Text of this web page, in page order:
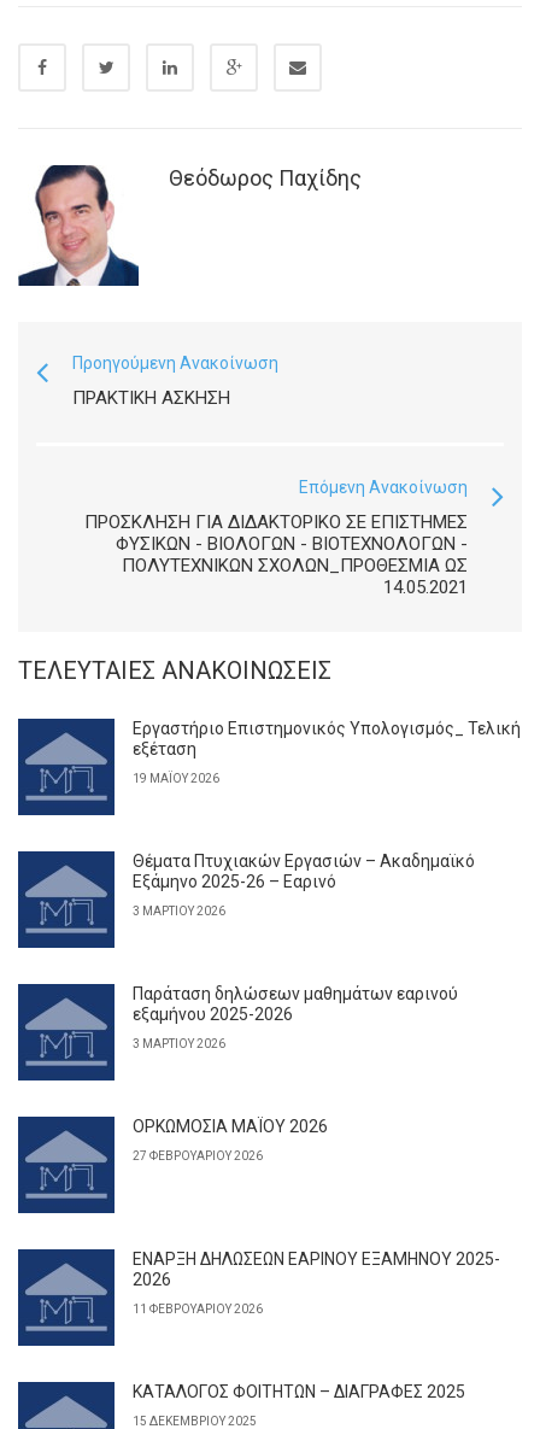
Θεόδωρος Παχίδης
Προηγούμενη Ανακοίνωση
ΠΡΑΚΤΙΚΉ ΆΣΚΗΣΗ
Επόμενη Ανακοίνωση
ΠΡΌΣΚΛΗΣΗ ΓΙΑ ΔΙΔΑΚΤΟΡΙΚΌ ΣΕ ΕΠΙΣΤΉΜΕΣ
ΦΥΣΙΚΏΝ - ΒΙΟΛΌΓΩΝ - ΒΙΟΤΕΧΝΟΛΌΓΩΝ -
ΠΟΛΥΤΕΧΝΙΚΏΝ ΣΧΟΛΏΝ_ΠΡΟΘΕΣΜΙΑ ΩΣ
14.05.2021
ΤΕΛΕΥΤΑΊΕΣ ΑΝΑΚΟΙΝΏΣΕΙΣ
Εργαστήριο Επιστημονικός Υπολογισμός_ Τελική
εξέταση
19 ΜΑΪ́ΟΥ 2026
Θέματα Πτυχιακών Εργασιών – Ακαδημαϊκό
Εξάμηνο 2025-26 – Εαρινό
3 ΜΑΡΤΊΟΥ 2026
Παράταση δηλώσεων μαθημάτων εαρινού
εξαμήνου 2025-2026
3 ΜΑΡΤΊΟΥ 2026
ΟΡΚΩΜΟΣΙΑ ΜΑΪΟΥ 2026
27 ΦΕΒΡΟΥΑΡΊΟΥ 2026
ΕΝΑΡΞΗ ΔΗΛΩΣΕΩΝ ΕΑΡΙΝΟΥ ΕΞΑΜΗΝΟΥ 2025-
2026
11 ΦΕΒΡΟΥΑΡΊΟΥ 2026
ΚΑΤΑΛΟΓΟΣ ΦΟΙΤΗΤΩΝ – ΔΙΑΓΡΑΦΕΣ 2025
15 ΔΕΚΕΜΒΡΊΟΥ 2025